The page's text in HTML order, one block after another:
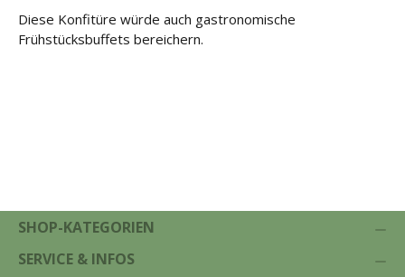
Diese Konfitüre würde auch gastronomische
Frühstücksbuffets bereichern.
SHOP-KATEGORIEN
SERVICE & INFOS